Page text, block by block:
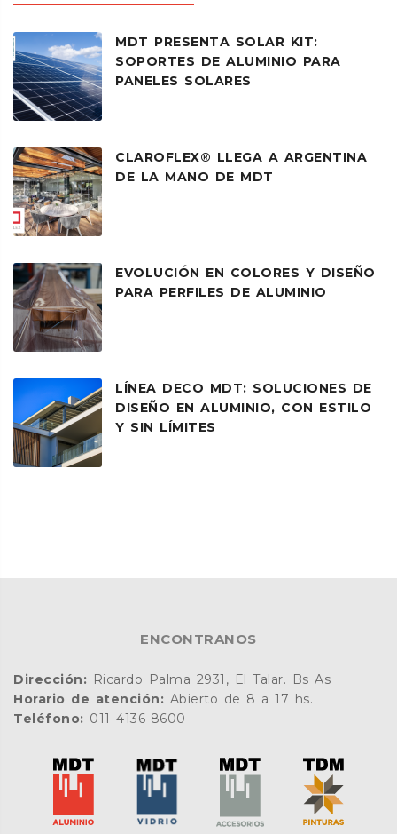
MDT PRESENTA SOLAR KIT:
SOPORTES DE ALUMINIO PARA
PANELES SOLARES
CLAROFLEX® LLEGA A ARGENTINA
DE LA MANO DE MDT
EVOLUCIÓN EN COLORES Y DISEÑO
PARA PERFILES DE ALUMINIO
LÍNEA DECO MDT: SOLUCIONES DE
DISEÑO EN ALUMINIO, CON ESTILO
Y SIN LÍMITES
ENCONTRANOS
Dirección: Ricardo Palma 2931, El Talar. Bs As
Horario de atención: Abierto de 8 a 17 hs.
Teléfono: 011 4136-8600